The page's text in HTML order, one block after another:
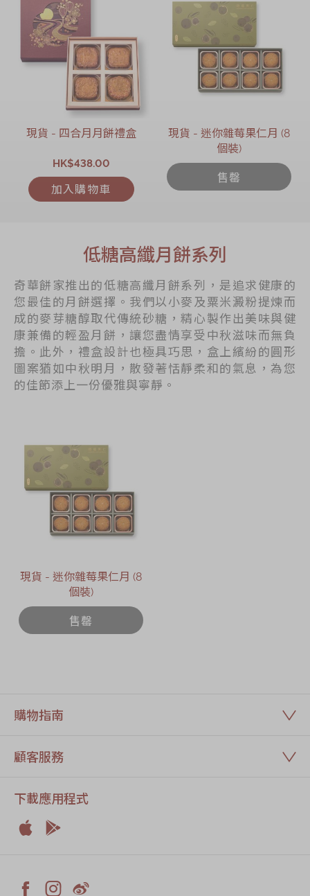
現貨 - 四合月月餅禮盒
HK$438.00
加入購物車
現貨 - 迷你雜莓果仁月 (8
個裝)
售罄
低糖高纖月餅系列
奇華餅家推出的低糖高纖月餅系列，是追求健康的
您最佳的月餅選擇。我們以小麥及粟米澱粉提煉而
成的麥芽糖醇取代傳統砂糖，精心製作出美味與健
康兼備的輕盈月餅，讓您盡情享受中秋滋味而無負
擔。此外，禮盒設計也極具巧思，盒上繽紛的圓形
圖案猶如中秋明月，散發著恬靜柔和的氣息，為您
的佳節添上一份優雅與寧靜。
現貨 - 迷你雜莓果仁月 (8
個裝)
售罄
  
購物指南
顧客服務
下載應用程式

